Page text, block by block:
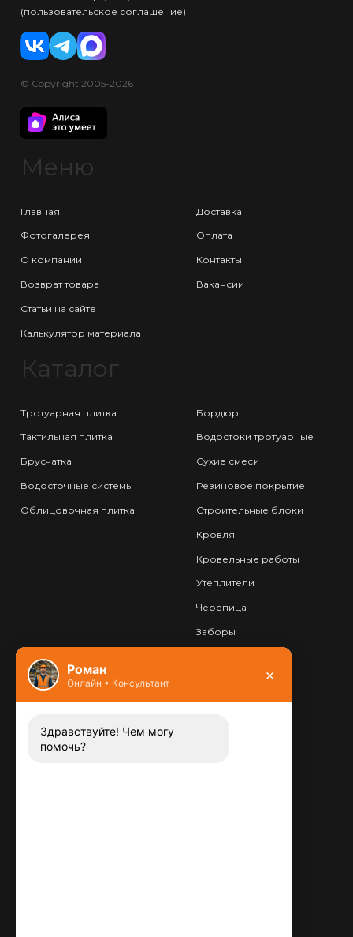
(пользовательское соглашение)
© Copyright 2005-2026
Меню
Главная
Фотогалерея
О компании
Возврат товара
Статьи на сайте
Калькулятор материала
Доставка
Оплата
Контакты
Вакансии
Каталог
Тротуарная плитка
Тактильная плитка
Брусчатка
Водосточные системы
Облицовочная плитка
Бордюр
Водостоки тротуарные
Сухие смеси
Резиновое покрытие
Строительные блоки
Кровля
Кровельные работы
Утеплители
Черепица
Заборы
Контакты
Заказать звонок
Роман
Онлайн • Консультант ×
Здравствуйте! Чем могу
помочь?